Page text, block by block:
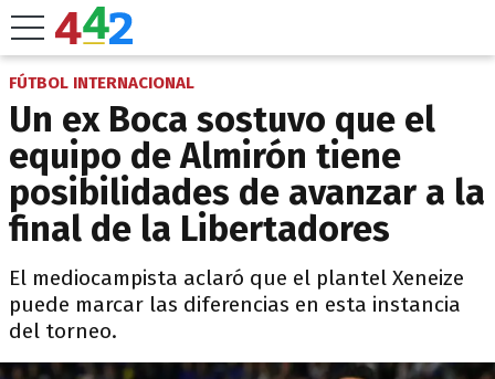
FÚTBOL INTERNACIONAL
Un ex Boca sostuvo que el
equipo de Almirón tiene
posibilidades de avanzar a la
final de la Libertadores
El mediocampista aclaró que el plantel Xeneize
puede marcar las diferencias en esta instancia
del torneo.